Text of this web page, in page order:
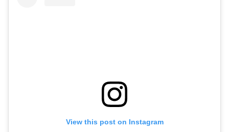
View this post on Instagram